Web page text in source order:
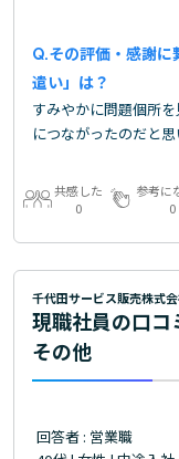
その評価・感謝
遣い」は？
すみやかに問題個所
につながったのだと思
共感した
0
参考に
0
千代田サービス販売株式
現職社員の口コ
その他
回答者 : 営業職